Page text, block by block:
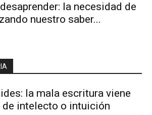
la necesidad de
nuestro saber...
la mala escritura viene
de intelecto o intuición